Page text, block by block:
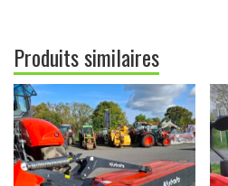
Produits similaires